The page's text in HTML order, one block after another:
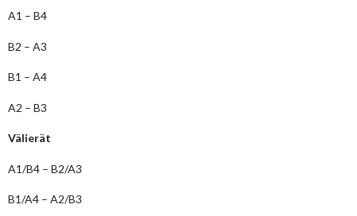
A1 – B4
B2 – A3
B1 – A4
A2 – B3
Välierät
A1/B4 – B2/A3
B1/A4 – A2/B3